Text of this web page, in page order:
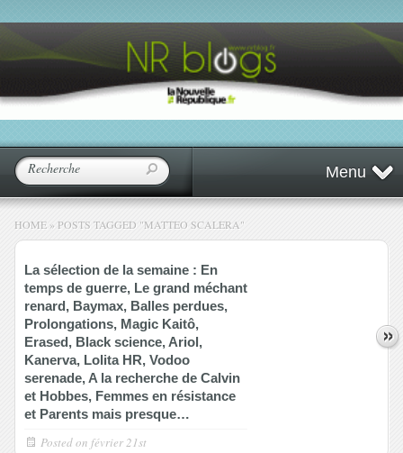
Menu
HOME » POSTS TAGGED "MATTEO SCALERA"
La sélection de la semaine : En
temps de guerre, Le grand méchant
renard, Baymax, Balles perdues,
Prolongations, Magic Kaitô,
Erased, Black science, Ariol,
Kanerva, Lolita HR, Vodoo
serenade, A la recherche de Calvin
et Hobbes, Femmes en résistance
et Parents mais presque…
Posted on février 21st